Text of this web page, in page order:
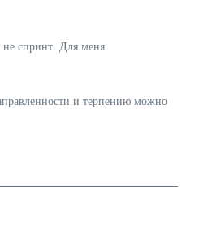
спринт. Для меня
и терпению можно